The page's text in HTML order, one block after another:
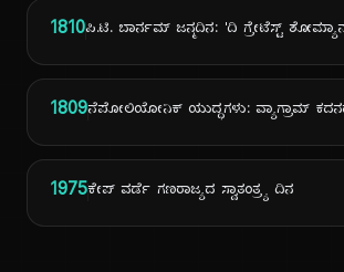
1810ಪಿ.ಟಿ. ಬಾರ್ನಮ್ ಜನ್ಮದಿನ: 'ದಿ ಗ್ರೇಟೆಸ್ಟ್
1809ನೆಪೋಲಿಯೋನಿಕ್ ಯುದ್ಧಗಳು: ವ್ಯಾಗ್ರಾಮ್
1975ಕೇಪ್ ವರ್ಡೆ ಗಣರಾಜ್ಯದ ಸ್ವಾತಂತ್ರ್ಯ ದಿನ